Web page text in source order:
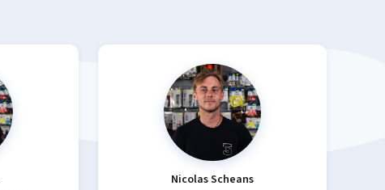
Nicolas Scheans